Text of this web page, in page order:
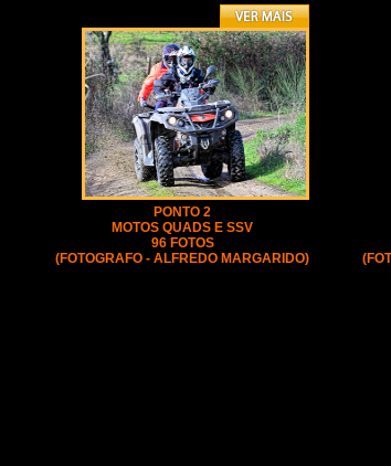
PONTO 2
MOTOS QUADS E SSV
96 FOTOS
(FOTOGRAFO - ALFREDO MARGARIDO)